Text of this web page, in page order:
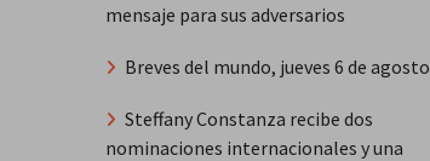
mensaje para sus adversarios
Breves del mundo, jueves 6 de agosto
Steffany Constanza recibe dos
nominaciones internacionales y una